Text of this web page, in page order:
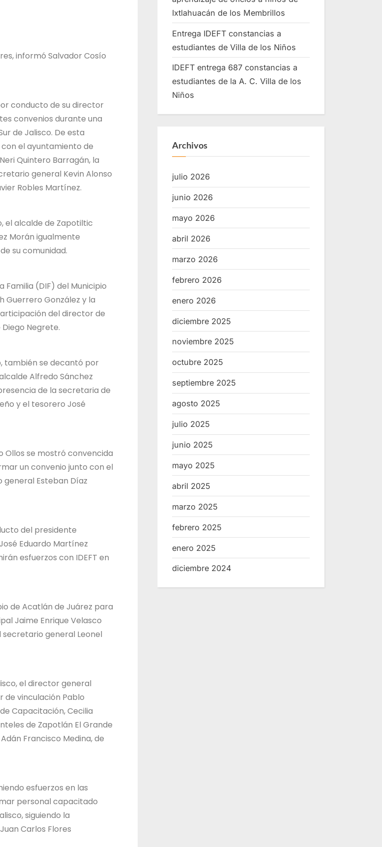
a
o
l
E
s
d
J
a
l
i
c
o
informó Salvador Cosío
conducto de su director
convenios durante una
de Jalisco. De esta
el ayuntamiento de
Quintero Barragán, la
general Kevin Alonso
Robles Martínez.
el alcalde de Zapotiltic
Morán igualmente
su comunidad.
Familia (DIF) del Municipio
Guerrero González y la
del director de
Negrete.
también se decantó por
Alfredo Sánchez
de la secretaria de
y el tesorero José
Ollos se mostró convencida
un convenio junto con el
general Esteban Díaz
del presidente
Eduardo Martínez
esfuerzos con IDEFT en
de Acatlán de Juárez para
Jaime Enrique Velasco
secretario general Leonel
el director general
de vinculación Pablo
Capacitación, Cecilia
de Zapotlán El Grande
Francisco Medina, de
esfuerzos en las
personal capacitado
siguiendo la
Carlos Flores
Ixtlahuacán de los Membrillos
Entrega IDEFT constancias a
estudiantes de Villa de los Niños
IDEFT entrega 687 constancias a
estudiantes de la A. C. Villa de los
Niños
Archivos
julio 2026
junio 2026
mayo 2026
abril 2026
marzo 2026
febrero 2026
enero 2026
diciembre 2025
noviembre 2025
octubre 2025
septiembre 2025
agosto 2025
julio 2025
junio 2025
mayo 2025
abril 2025
marzo 2025
febrero 2025
enero 2025
diciembre 2024